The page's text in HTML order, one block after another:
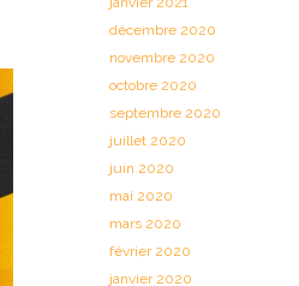
décembre 2020
novembre 2020
octobre 2020
septembre 2020
juillet 2020
juin 2020
mai 2020
mars 2020
février 2020
janvier 2020